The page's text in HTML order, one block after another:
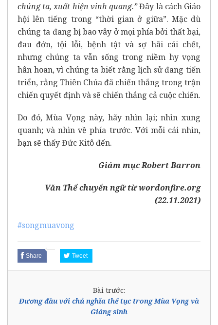
chúng ta, xuất hiện vinh quang.”Đây là cách Giáo
hội lên tiếng trong “thời gian ở giữa”. Mặc dù
chúng ta đang bị bao vây ở mọi phía bởi thất bại,
đau đớn, tội lỗi, bệnh tật và sợ hãi cái chết,
nhưng chúng ta vẫn sống trong niềm hy vọng
hân hoan, vì chúng ta biết rằng lịch sử đang tiến
triển, rằng Thiên Chúa đã chiến thắng trong trận
chiến quyết định và sẽ chiến thắng cả cuộc chiến.
Do đó, Mùa Vọng này, hãy nhìn lại; nhìn xung
quanh; và nhìn về phía trước. Với mỗi cái nhìn,
bạn sẽ thấy Đức Kitô đến.
Giám mục Robert Barron
Văn Thể chuyển ngữ từwordonfire.org
(22.11.2021)
#songmuavong
Share Tweet
Bài trước:
Đương đầu với chủ nghĩa thế tục trong Mùa Vọng và
Giáng sinh